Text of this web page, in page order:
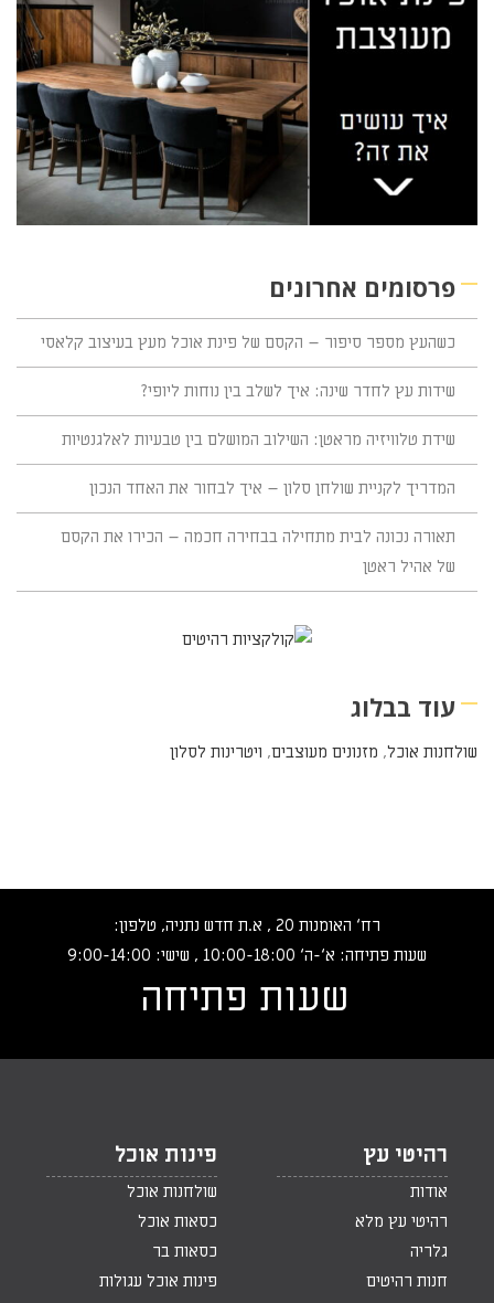
פרסומים אחרונים
כשהעץ מספר סיפור – הקסם של פינת אוכל מעץ בעיצוב קלאסי
שידות עץ לחדר שינה: איך לשלב בין נוחות ליופי?
שידת טלוויזיה מראטן: השילוב המושלם בין טבעיות לאלגנטיות
המדריך לקניית שולחן סלון – איך לבחור את האחד הנכון
תאורה נכונה לבית מתחילה בבחירה חכמה – הכירו את הקסם
של אהיל ראטן
עוד בבלוג
שולחנות אוכל, מזנונים מעוצבים, ויטרינות לסלון
רח‘ האומנות 20 , א.ת חדש נתניה, טלפון:
שעות פתיחה: א‘-ה‘ 10:00-18:00 , שישי: 9:00-14:00
שעות פתיחה
רהיטי עץ
אודות
רהיטי עץ מלא
גלריה
חנות רהיטים
פינות אוכל
שולחנות אוכל
כסאות אוכל
כסאות בר
פינות אוכל עגולות